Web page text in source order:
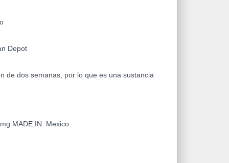
Depot
de dos semanas, por lo que es una sustancia
MADE IN: Mexico